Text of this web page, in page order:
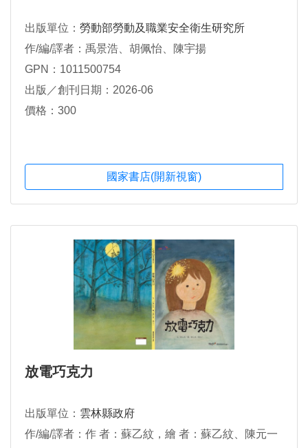
出版單位： 勞動部勞動及職業安全衛生研究所
作/編/譯者：禹景浩、胡佩怡、陳宇揚
GPN：1011500754
出版／創刊日期：2026-06
價格：300
國家書店(開新視窗)
放電巧克力
出版單位： 雲林縣政府
作/編/譯者：作 者：蘇乙紋，繪 者：蘇乙紋、陳元一